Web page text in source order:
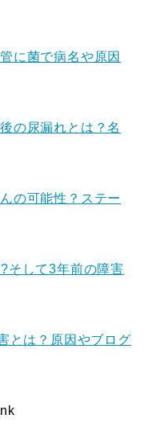
に菌で病名や原因
の尿漏れとは？名
の可能性？ステー
そして3年前の障害
とは？原因やブログ